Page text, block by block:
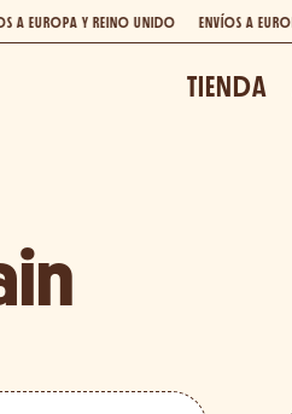
UNIDO ENVÍOS A EUROPA Y REINO UNIDO
TIENDA